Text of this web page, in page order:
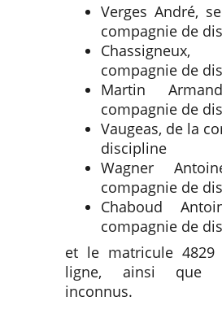
Verges André,
compagnie de
compagnie de
Martin
compagnie de
Vaugeas, de la
discipline
Wagner
compagnie de
Chaboud
compagnie de
et le matricule
ligne, ainsi que
inconnus.